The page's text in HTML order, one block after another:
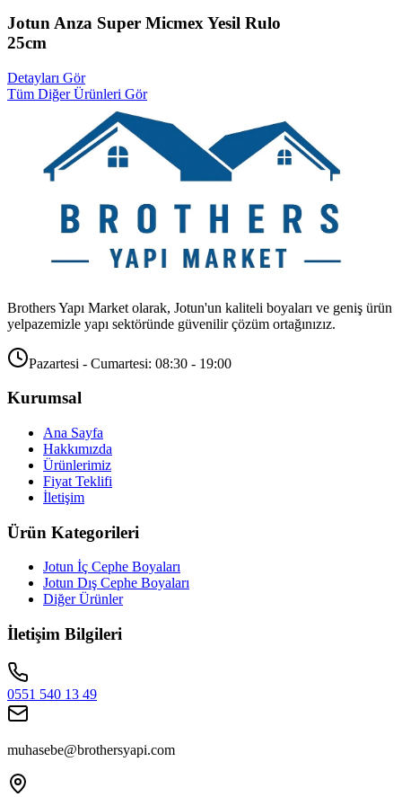
Jotun Anza Super Micmex Yesil Rulo
25cm
Detayları Gör
Tüm Diğer Ürünleri Gör
Brothers Yapı Market olarak, Jotun'un kaliteli boyaları ve geniş ürün
yelpazemizle yapı sektöründe güvenilir çözüm ortağınızız.
Pazartesi - Cumartesi: 08:30 - 19:00
Kurumsal
Ana Sayfa
Hakkımızda
Ürünlerimiz
Fiyat Teklifi
İletişim
Ürün Kategorileri
Jotun İç Cephe Boyaları
Jotun Dış Cephe Boyaları
Diğer Ürünler
İletişim Bilgileri
0551 540 13 49
muhasebe@brothersyapi.com